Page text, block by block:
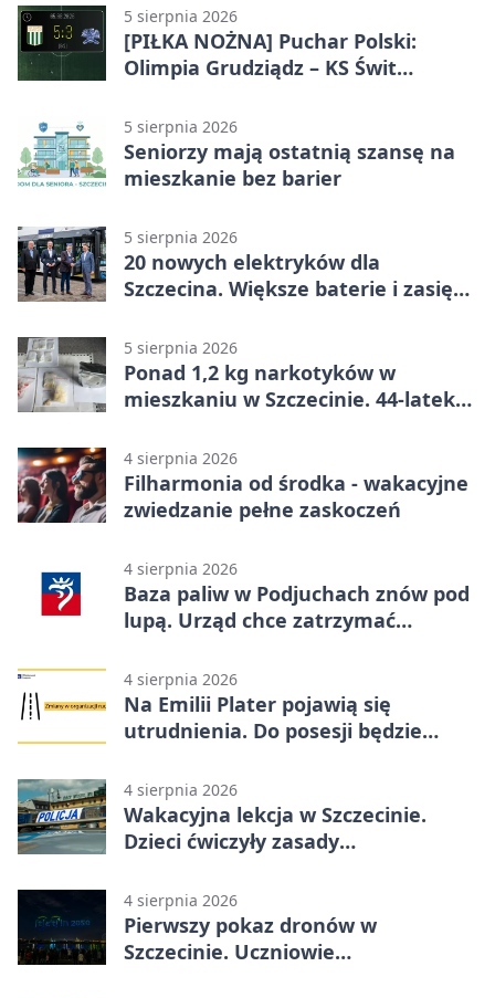
5 sierpnia 2026
[PIŁKA NOŻNA] Puchar Polski:
Olimpia Grudziądz – KS Świt
stracił dwubramkowe prowadzenie
5 sierpnia 2026
Seniorzy mają ostatnią szansę na
mieszkanie bez barier
5 sierpnia 2026
20 nowych elektryków dla
Szczecina. Większe baterie i zasięg
5 sierpnia 2026
Ponad 1,2 kg narkotyków w
mieszkaniu w Szczecinie. 44-latek
4 sierpnia 2026
Filharmonia od środka - wakacyjne
zwiedzanie pełne zaskoczeń
4 sierpnia 2026
Baza paliw w Podjuchach znów pod
lupą. Urząd chce zatrzymać
4 sierpnia 2026
Na Emilii Plater pojawią się
utrudnienia. Do posesji będzie
4 sierpnia 2026
Wakacyjna lekcja w Szczecinie.
Dzieci ćwiczyły zasady
4 sierpnia 2026
Pierwszy pokaz dronów w
Szczecinie. Uczniowie